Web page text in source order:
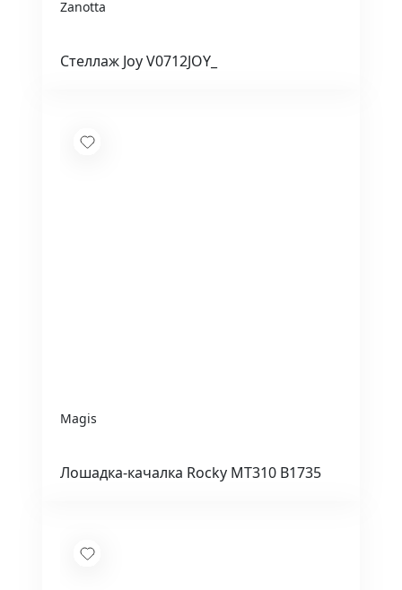
Zanotta
Стеллаж Joy V0712JOY_
Magis
Лошадка-качалка Rocky MT310 B1735